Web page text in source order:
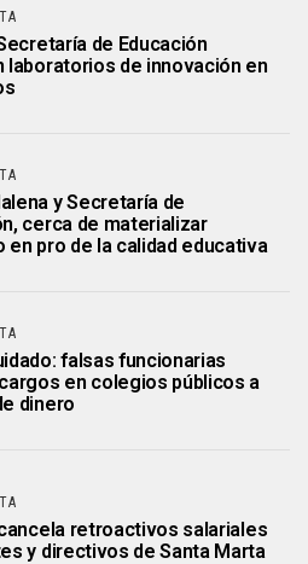
de Educación
laboratorios de innovación en
y Secretaría de
cerca de materializar
en pro de la calidad educativa
falsas funcionarias
en colegios públicos a
dinero
retroactivos salariales
y directivos de Santa Marta